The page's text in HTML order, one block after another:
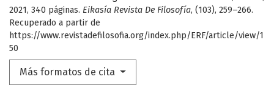
2021, 340 páginas. Eikasía Revista De Filosofía, (103), 259–266.
Recuperado a partir de
https://www.revistadefilosofia.org/index.php/ERF/article/view/1
50
Más formatos de cita